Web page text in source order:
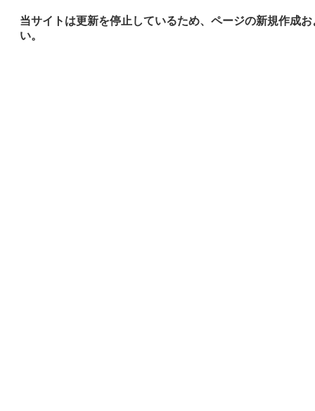
当サイトは更新を停止しているため、ページの新規作成
い。